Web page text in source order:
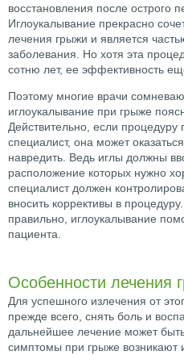
восстановления после острого
Иглоукалывание прекрасно
лечения грыжи и является
заболевания. Но хотя эта
сотню лет, ее эффективность
Поэтому многие врачи
иглоукалывание при грыже
Действительно, если
специалист, она может
навредить. Ведь иглы должны
расположение которых нужно
специалист должен
вносить коррективы в
правильно, иглоукалывание
пациента.
Особенности лечения
Для успешного излечения от
прежде всего, снять боль и
дальнейшее лечение может
симптомы при грыже возникают